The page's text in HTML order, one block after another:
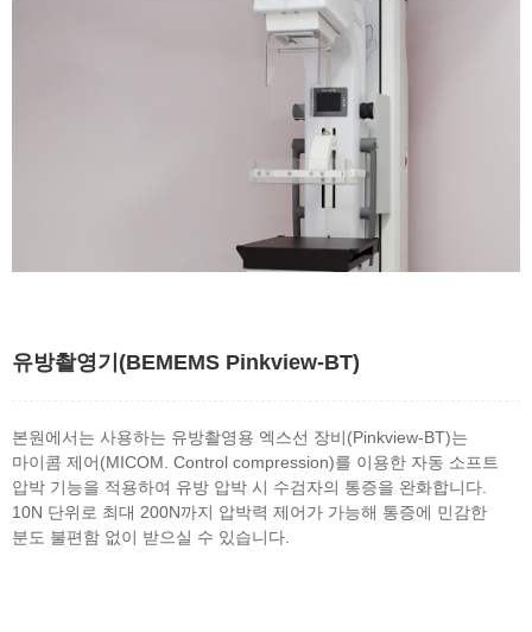
유방촬영기(BEMEMS Pinkview-BT)
본원에서는 사용하는 유방촬영용 엑스선 장비(Pinkview-BT)는
마이콤 제어(MICOM. Control compression)를 이용한 자동 소프트
압박 기능을 적용하여 유방 압박 시 수검자의 통증을 완화합니다.
10N 단위로 최대 200N까지 압박력 제어가 가능해 통증에 민감한
분도 불편함 없이 받으실 수 있습니다.